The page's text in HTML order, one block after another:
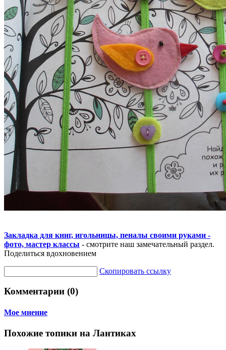
Закладка для книг, игольницы, пеналы своими руками -
фото, мастер классы - смотрите наш замечательный раздел.
Поделиться вдохновением
Скопировать ссылку
Комментарии (0)
Мое мнение
Похожие топики на Лантиках